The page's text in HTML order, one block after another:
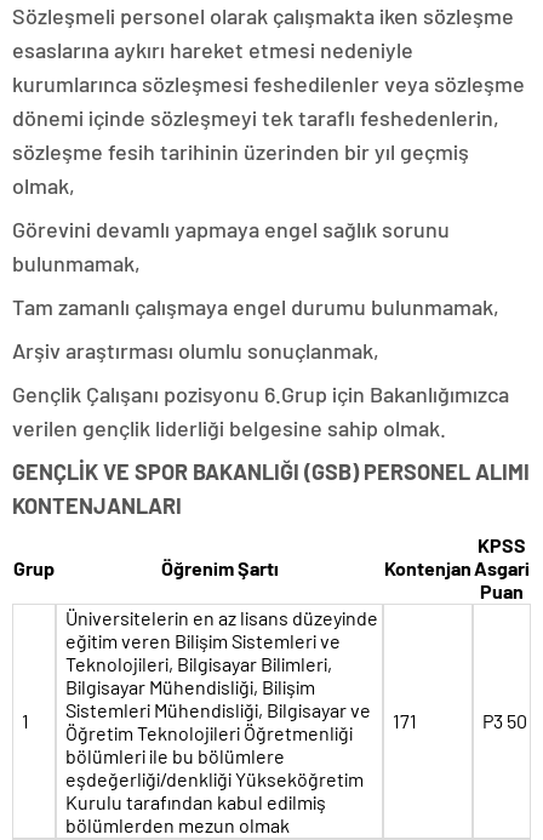
Sözleşmeli personel olarak çalışmakta iken sözleşme
esaslarına aykırı hareket etmesi nedeniyle
kurumlarınca sözleşmesi feshedilenler veya sözleşme
dönemi içinde sözleşmeyi tek taraflı feshedenlerin,
sözleşme fesih tarihinin üzerinden bir yıl geçmiş
olmak,
Görevini devamlı yapmaya engel sağlık sorunu
bulunmamak,
Tam zamanlı çalışmaya engel durumu bulunmamak,
Arşiv araştırması olumlu sonuçlanmak,
Gençlik Çalışanı pozisyonu 6.Grup için Bakanlığımızca
verilen gençlik liderliği belgesine sahip olmak.
GENÇLİK VE SPOR BAKANLIĞI (GSB) PERSONEL ALIMI
KONTENJANLARI
Grup Öğrenim Şartı Kontenjan
KPSS
Asgari
Puan
1
Üniversitelerin en az lisans düzeyinde
eğitim veren Bilişim Sistemleri ve
Teknolojileri, Bilgisayar Bilimleri,
Bilgisayar Mühendisliği, Bilişim
Sistemleri Mühendisliği, Bilgisayar ve
Öğretim Teknolojileri Öğretmenliği
bölümleri ile bu bölümlere
eşdeğerliği/denkliği Yükseköğretim
Kurulu tarafından kabul edilmiş
bölümlerden mezun olmak
171 P3 50